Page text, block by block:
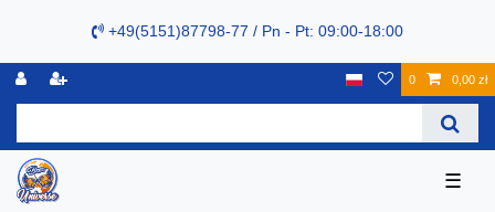
+49(5151)87798-77 / Pn - Pt: 09:00-18:00
0 0,00 zł
☰